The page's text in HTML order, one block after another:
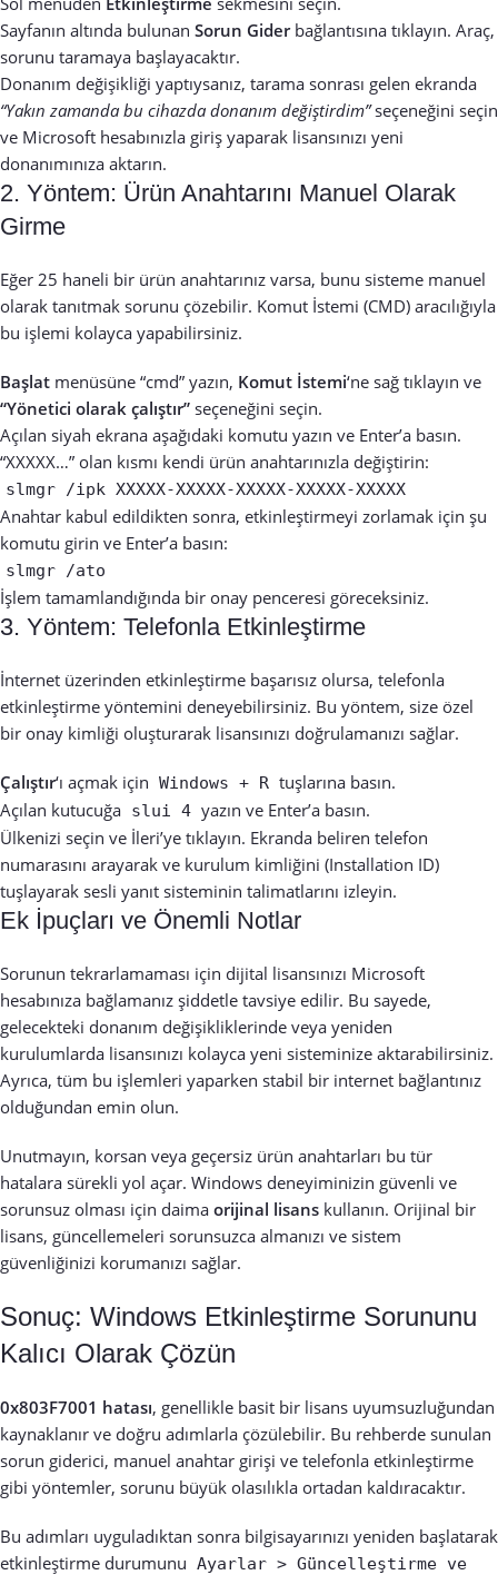
Sayfanın altında bulunan Sorun Giderbağlantısına tıklayın. Araç,
sorunu taramaya başlayacaktır.
Donanım değişikliği yaptıysanız, tarama sonrası gelen ekranda
“Yakın zamanda bu cihazda donanım değiştirdim”seçeneğini seçin
ve Microsoft hesabınızla giriş yaparak lisansınızı yeni
donanımınıza aktarın.
2. Yöntem: Ürün Anahtarını Manuel Olarak
Girme
Eğer 25 haneli bir ürün anahtarınız varsa, bunu sisteme manuel
olarak tanıtmak sorunu çözebilir. Komut İstemi (CMD) aracılığıyla
bu işlemi kolayca yapabilirsiniz.
Başlat menüsüne “cmd” yazın, Komut İstemi‘ne sağ tıklayın ve
“Yönetici olarak çalıştır” seçeneğini seçin.
Açılan siyah ekrana aşağıdaki komutu yazın ve Enter’a basın.
“XXXXX…” olan kısmı kendi ürün anahtarınızla değiştirin:
slmgr /ipk XXXXX-XXXXX-XXXXX-XXXXX-XXXXX
Anahtar kabul edildikten sonra, etkinleştirmeyi zorlamak için şu
komutu girin ve Enter’a basın:
slmgr /ato
İşlem tamamlandığında bir onay penceresi göreceksiniz.
3. Yöntem: Telefonla Etkinleştirme
İnternet üzerinden etkinleştirme başarısız olursa, telefonla
etkinleştirme yöntemini deneyebilirsiniz. Bu yöntem, size özel
bir onay kimliği oluşturarak lisansınızı doğrulamanızı sağlar.
Çalıştır‘ı açmak için Windows + R tuşlarına basın.
Açılan kutucuğa slui 4 yazın ve Enter’a basın.
Ülkenizi seçin ve İleri’ye tıklayın. Ekranda beliren telefon
numarasını arayarak ve kurulum kimliğini (Installation ID)
tuşlayarak sesli yanıt sisteminin talimatlarını izleyin.
Ek İpuçları ve Önemli Notlar
Sorunun tekrarlamaması için dijital lisansınızı Microsoft
hesabınıza bağlamanız şiddetle tavsiye edilir. Bu sayede,
gelecekteki donanım değişikliklerinde veya yeniden
kurulumlarda lisansınızı kolayca yeni sisteminize aktarabilirsiniz.
Ayrıca, tüm bu işlemleri yaparken stabil bir internet bağlantınız
olduğundan emin olun.
Unutmayın, korsan veya geçersiz ürün anahtarları bu tür
hatalara sürekli yol açar. Windows deneyiminizin güvenli ve
sorunsuz olması için daima orijinal lisans kullanın. Orijinal bir
lisans, güncellemeleri sorunsuzca almanızı ve sistem
güvenliğinizi korumanızı sağlar.
Sonuç: Windows Etkinleştirme Sorununu
Kalıcı Olarak Çözün
0x803F7001 hatası, genellikle basit bir lisans uyumsuzluğundan
kaynaklanır ve doğru adımlarla çözülebilir. Bu rehberde sunulan
sorun giderici, manuel anahtar girişi ve telefonla etkinleştirme
gibi yöntemler, sorunu büyük olasılıkla ortadan kaldıracaktır.
Bu adımları uyguladıktan sonra bilgisayarınızı yeniden başlatarak
etkinleştirme durumunu Ayarlar > Güncelleştirme ve